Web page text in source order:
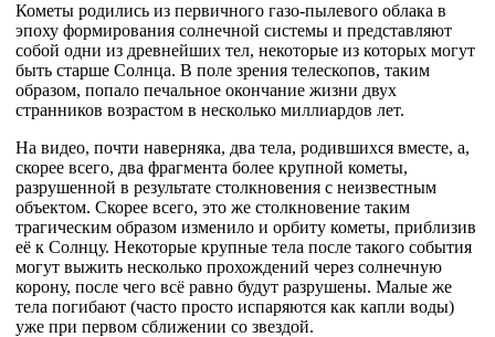
Кометы родились из первичного газо-пылевого облака в
эпоху формирования солнечной системы и представляют
собой одни из древнейших тел, некоторые из которых могут
быть старше Солнца. В поле зрения телескопов, таким
образом, попало печальное окончание жизни двух
странников возрастом в несколько миллиардов лет.
На видео, почти наверняка, два тела, родившихся вместе, а,
скорее всего, два фрагмента более крупной кометы,
разрушенной в результате столкновения с неизвестным
объектом. Скорее всего, это же столкновение таким
трагическим образом изменило и орбиту кометы, приблизив
её к Солнцу. Некоторые крупные тела после такого события
могут выжить несколько прохождений через солнечную
корону, после чего всё равно будут разрушены. Малые же
тела погибают (часто просто испаряются как капли воды)
уже при первом сближении со звездой.